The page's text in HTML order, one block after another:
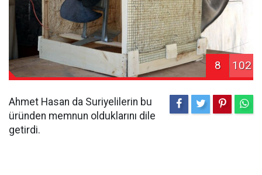
8 102
Ahmet Hasan da Suriyelilerin bu
üründen memnun olduklarını dile
getirdi.